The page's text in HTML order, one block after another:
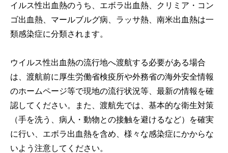
イルス性出血熱のうち、エボラ出血熱、クリミア・コン
ゴ出血熱、マールブルグ病、ラッサ熱、南米出血熱は一
類感染症に分類されます。
ウイルス性出血熱の流行地へ渡航する必要がある場合
は、渡航前に厚生労働省検疫所や外務省の海外安全情報
のホームページ等で現地の流行状況等、最新の情報を確
認してください。また、渡航先では、基本的な衛生対策
（手を洗う、病人・動物との接触を避けるなど）を確実
に行い、エボラ出血熱を含め、様々な感染症にかからな
いよう注意してください。